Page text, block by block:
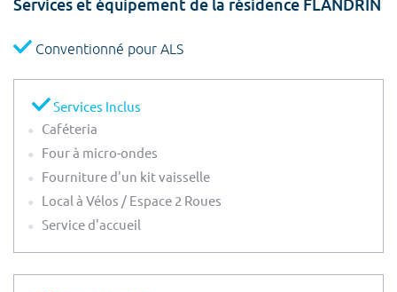
Services et équipement de la résidence FLANDRIN
Conventionné pour ALS
Services Inclus
Caféteria
Four à micro-ondes
Fourniture d'un kit vaisselle
Local à Vélos / Espace 2 Roues
Service d'accueil